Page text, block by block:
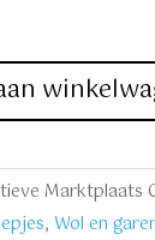
Marktplaats
, Wol en